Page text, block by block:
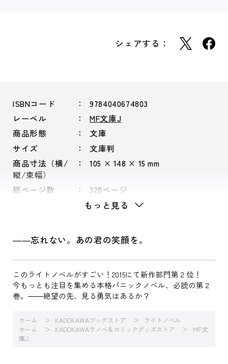
シェアする：
ISBNコード
9784040674803
レーベル
MF文庫J
商品形態
文庫
サイズ
文庫判
商品寸法（横/
縦/束幅）
105 × 148 × 15 mm
総ページ数 328ページ
もっと見る
――忘れない。あの君の笑顔を。
このライトノベルがすごい！2015にて新作部門第２位！
今もっとも注目を集める本格パニックノベル、必読の第２
巻。――絶望の先、見る勇気はあるか？
ホーム KADOKAWAブックストア
ライトノベル
ホーム
KADOKAWAラノベ＆コミックグッズストア
MF文
庫J